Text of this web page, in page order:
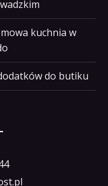
kuchnia w
do butiku